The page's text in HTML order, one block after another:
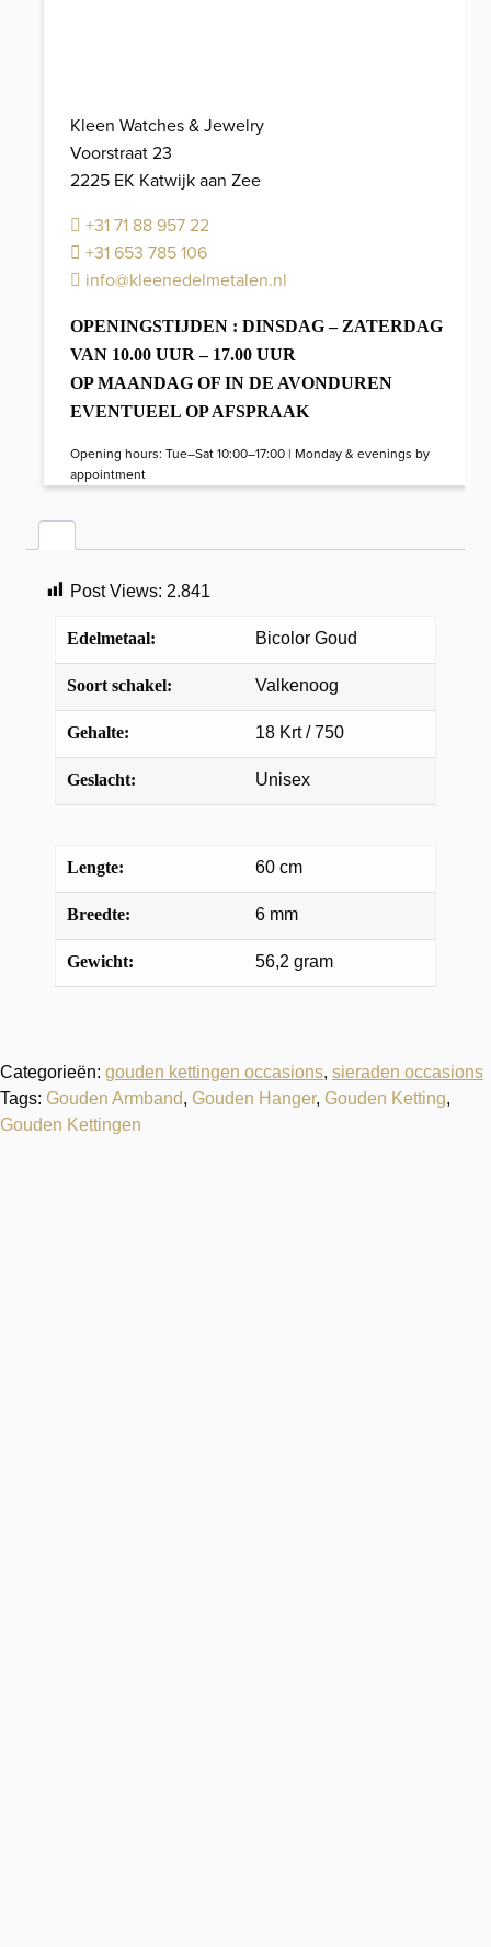
Kleen Watches & Jewelry
Voorstraat 23
2225 EK Katwijk aan Zee
+31 71 88 957 22
+31 653 785 106
info@kleenedelmetalen.nl
OPENINGSTIJDEN : DINSDAG – ZATERDAG
VAN 10.00 UUR – 17.00 UUR
OP MAANDAG OF IN DE AVONDUREN
EVENTUEEL OP AFSPRAAK
Opening hours: Tue–Sat 10:00–17:00 | Monday & evenings by
appointment
Post Views: 2.841
Edelmetaal: Bicolor Goud
Soort schakel: Valkenoog
Gehalte: 18 Krt / 750
Geslacht: Unisex
Lengte: 60 cm
Breedte: 6 mm
Gewicht: 56,2 gram
Categorieën: gouden kettingen occasions, sieraden occasions
Tags: Gouden Armband, Gouden Hanger, Gouden Ketting,
Gouden Kettingen